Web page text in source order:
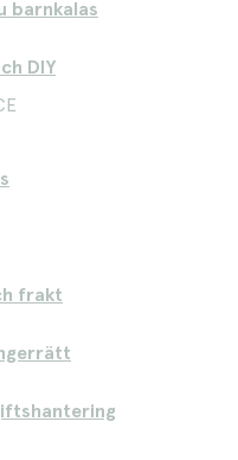
barnkalas
DIY
frakt